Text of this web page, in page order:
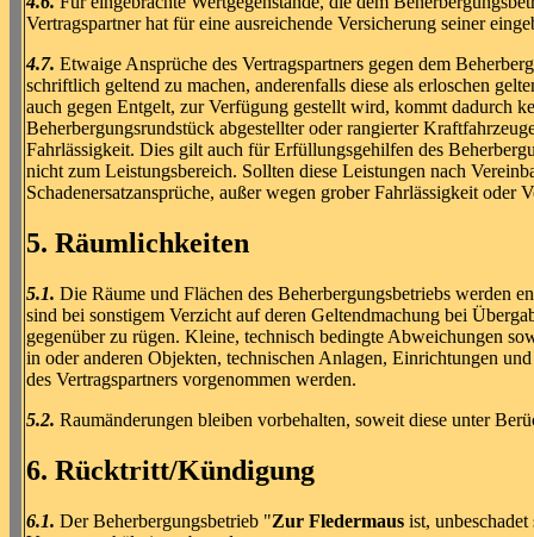
Vertragspartner hat für eine ausreichende Versicherung seiner
4.7. Etwaige Ansprüche des Vertragspartners gegen dem
schriftlich geltend zu machen, anderenfalls diese als erloschen
auch gegen Entgelt, zur Verfügung gestellt wird, kommt dadurch
Beherbergungsrundstück abgestellter oder rangierter
Fahrlässigkeit. Dies gilt auch für Erfüllungsgehilfen des
nicht zum Leistungsbereich. Sollten diese Leistungen nach
Schadenersatzansprüche, außer wegen grober Fahrlässigkeit oder
5. Räumlichkeiten
5.1. Die Räume und Flächen des Beherbergungsbetriebs werden
sind bei sonstigem Verzicht auf deren Geltendmachung bei
gegenüber zu rügen. Kleine, technisch bedingte Abweichungen
in oder anderen Objekten, technischen Anlagen, Einrichtungen
des Vertragspartners vorgenommen werden.
5.2. Raumänderungen bleiben vorbehalten, soweit diese unter
6. Rücktritt/Kündigung
6.1. Der Beherbergungsbetrieb "Zur Fledermaus ist,